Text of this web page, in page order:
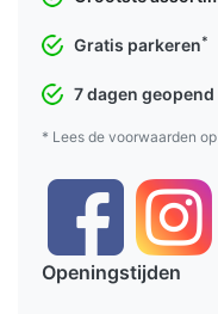
Gratis parkeren*
7 dagen geopend
* Lees de voorwaarden
Openingstijden